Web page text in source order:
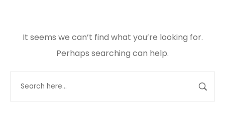
It seems we can’t find what you’re looking for.
Perhaps searching can help.